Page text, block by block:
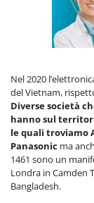
Nel 2020
del Vietnam,
Diverse società
hanno sul
le quali troviamo
Panasonic ma
1461 sono un
Londra in Camden
Bangladesh.